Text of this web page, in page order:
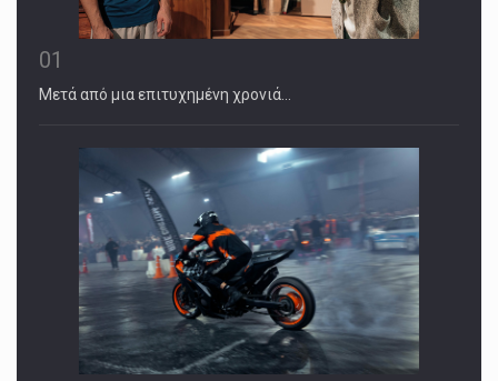
01
Μετά από μια επιτυχημένη χρονιά…